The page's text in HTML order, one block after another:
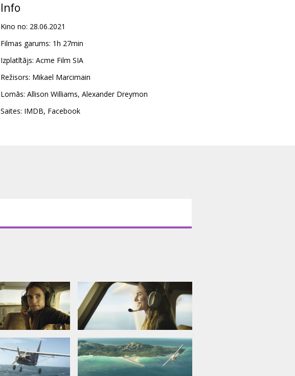
Info
Kino no: 28.06.2021
Filmas garums: 1h 27min
Izplatītājs: Acme Film SIA
Režisors: Mikael Marcimain
Lomās: Allison Williams, Alexander Dreymon
Saites: IMDB, Facebook